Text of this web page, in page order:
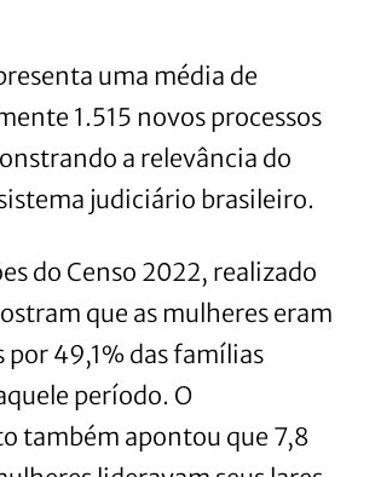
uma média de
1.515 novos processos
a relevância do
judiciário brasileiro.
do Censo 2022, realizado
que as mulheres eram
por 49,1% das famílias
período. O
também apontou que 7,8